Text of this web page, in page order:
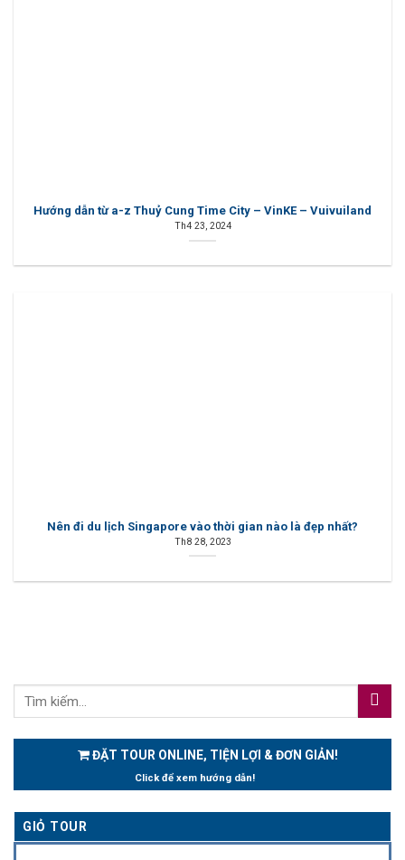
Hướng dẫn từ a-z Thuỷ Cung Time City – VinKE – Vuivuiland
Th4 23, 2024
Nên đi du lịch Singapore vào thời gian nào là đẹp nhất?
Th8 28, 2023
ĐẶT TOUR ONLINE, TIỆN LỢI & ĐƠN GIẢN!
Click để xem hướng dẫn!
GIỎ TOUR